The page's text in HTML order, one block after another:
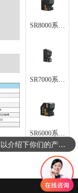
SR8000系列
SR7000系列
SR6000系列
3D相机可以介绍下你们的产品么